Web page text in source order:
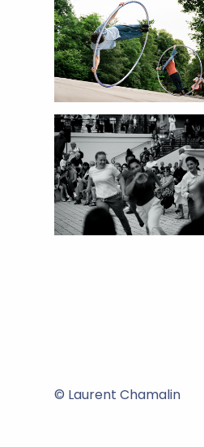
© Laurent Chamalin